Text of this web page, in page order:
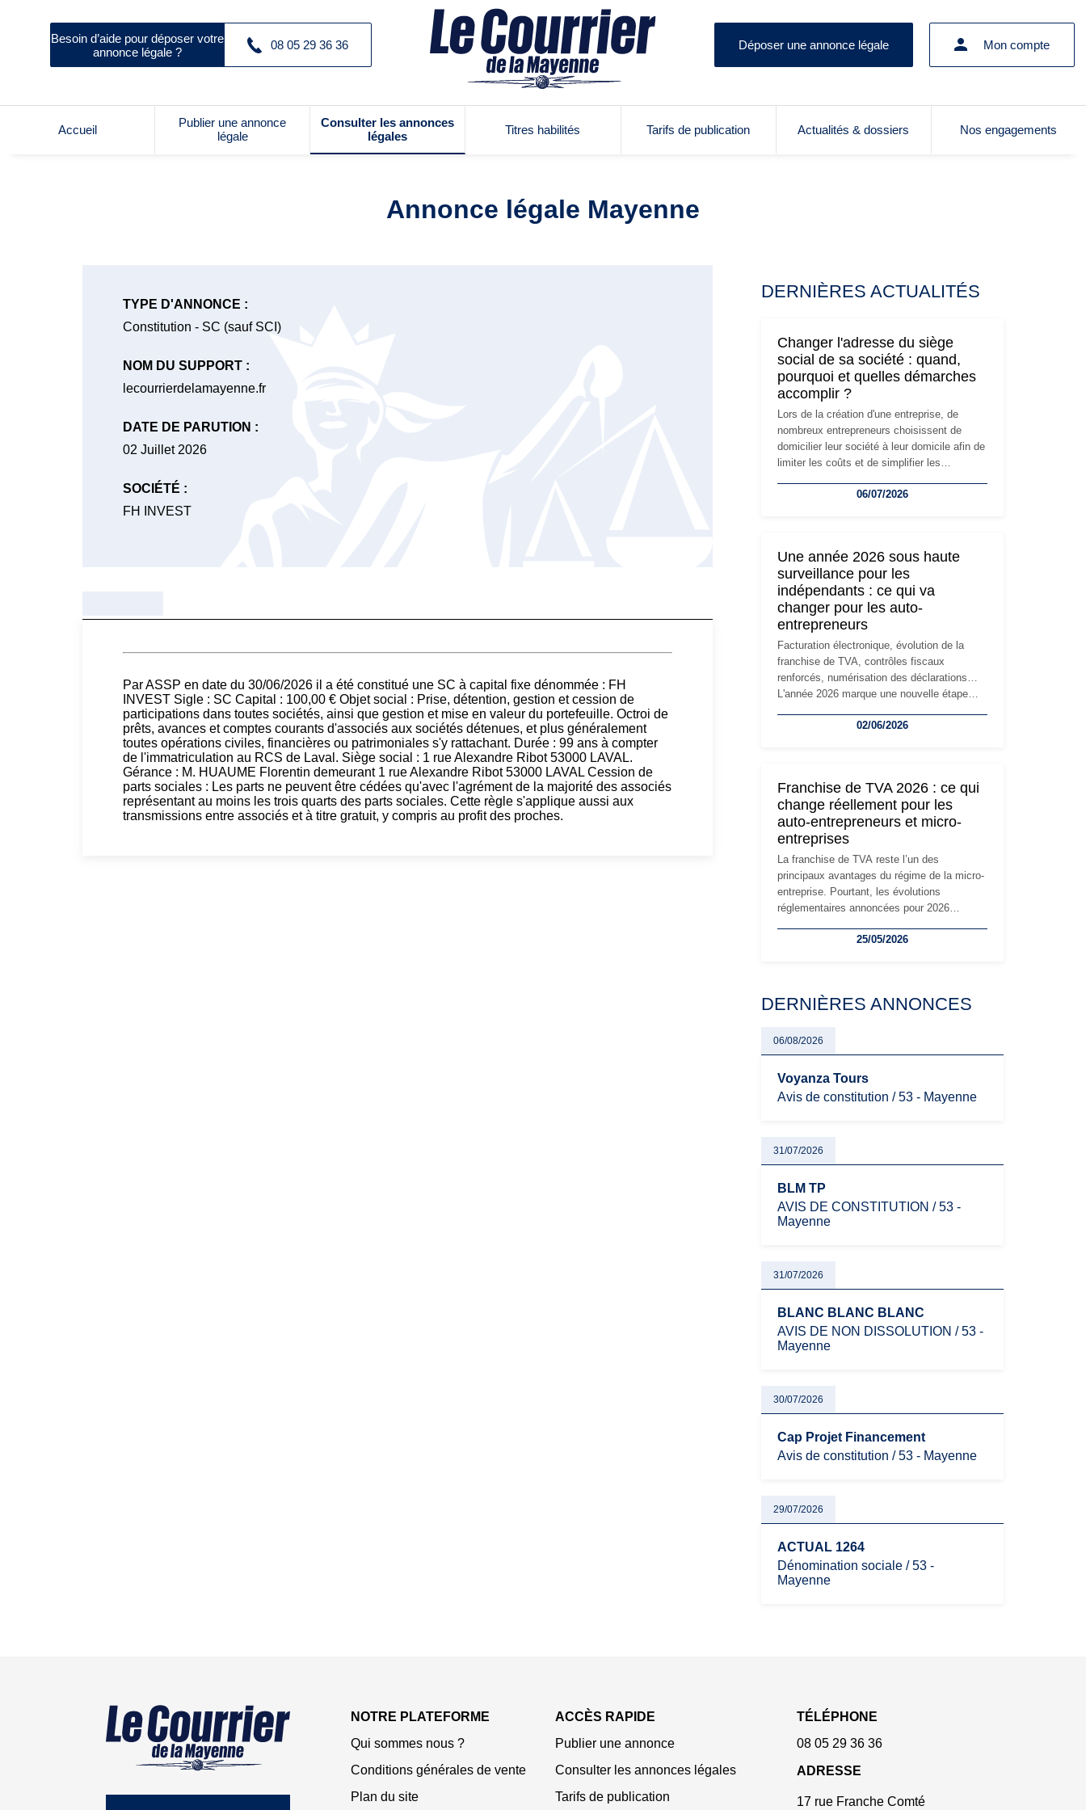
Besoin d’aide pour déposer votre
annonce légale ?
08 05 29 36 36 Déposer une annonce légale Mon compte
Accueil
Publier une annonce
légale
Consulter les annonces
légales
Titres habilités Tarifs de publication Actualités & dossiers Nos engagements
Annonce légale Mayenne
TYPE D'ANNONCE :
Constitution - SC (sauf SCI)
NOM DU SUPPORT :
lecourrierdelamayenne.fr
DATE DE PARUTION :
02 Juillet 2026
SOCIÉTÉ :
FH INVEST
Par ASSP en date du 30/06/2026 il a été constitué une SC à capital fixe dénommée : FH
INVEST Sigle : SC Capital : 100,00 € Objet social : Prise, détention, gestion et cession de
participations dans toutes sociétés, ainsi que gestion et mise en valeur du portefeuille. Octroi de
prêts, avances et comptes courants d'associés aux sociétés détenues, et plus généralement
toutes opérations civiles, financières ou patrimoniales s'y rattachant. Durée : 99 ans à compter
de l'immatriculation au RCS de Laval. Siège social : 1 rue Alexandre Ribot 53000 LAVAL.
Gérance : M. HUAUME Florentin demeurant 1 rue Alexandre Ribot 53000 LAVAL Cession de
parts sociales : Les parts ne peuvent être cédées qu'avec l'agrément de la majorité des associés
représentant au moins les trois quarts des parts sociales. Cette règle s'applique aussi aux
transmissions entre associés et à titre gratuit, y compris au profit des proches.
DERNIÈRES ACTUALITÉS
Changer l'adresse du siège
social de sa société : quand,
pourquoi et quelles démarches
accomplir ?
Lors de la création d'une entreprise, de
nombreux entrepreneurs choisissent de
domicilier leur société à leur domicile afin de
limiter les coûts et de simplifier les
l'activité, cette solution peut rapidement
siège social répond souvent à une nouvelle
étape de la vie de l'entreprise et implique
plusieurs formalités obligatoires.
06/07/2026
Une année 2026 sous haute
surveillance pour les
indépendants : ce qui va
changer pour les auto-
entrepreneurs
Facturation électronique, évolution de la
franchise de TVA, contrôles fiscaux
renforcés, numérisation des déclarations…
L'année 2026 marque une nouvelle étape
travailleurs indépendants. Si le régime de la
réglementaire plus exigeant. Décryptage des
principaux changements et des précautions
à prendre pour éviter les mauvaises
surprises.
02/06/2026
Franchise de TVA 2026 : ce qui
change réellement pour les
auto-entrepreneurs et micro-
entreprises
La franchise de TVA reste l’un des
principaux avantages du régime de la micro-
entreprise. Pourtant, les évolutions
réglementaires annoncées pour 2026
les auto-entrepreneurs, artisans et
évoluent dans un contexte de contrôle
oblige les indépendants à rester
particulièrement vigilants.
25/05/2026
DERNIÈRES ANNONCES
06/08/2026
Voyanza Tours
Avis de constitution / 53 - Mayenne
31/07/2026
BLM TP
AVIS DE CONSTITUTION / 53 -
Mayenne
31/07/2026
BLANC BLANC BLANC
AVIS DE NON DISSOLUTION / 53 -
Mayenne
30/07/2026
Cap Projet Financement
Avis de constitution / 53 - Mayenne
29/07/2026
ACTUAL 1264
Dénomination sociale / 53 -
Mayenne
NOTRE PLATEFORME
Qui sommes nous ?
Conditions générales de vente
Plan du site
ACCÈS RAPIDE
Publier une annonce
Consulter les annonces légales
Tarifs de publication
TÉLÉPHONE
08 05 29 36 36
ADRESSE
17 rue Franche Comté